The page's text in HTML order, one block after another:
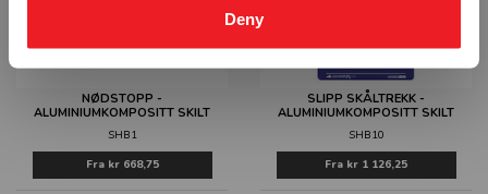
Deny
NØDSTOPP -
ALUMINIUMKOMPOSITT SKILT
SHB1
Fra kr 668,75
SLIPP SKÅLTREKK -
ALUMINIUMKOMPOSITT SKILT
SHB10
Fra kr 1 126,25